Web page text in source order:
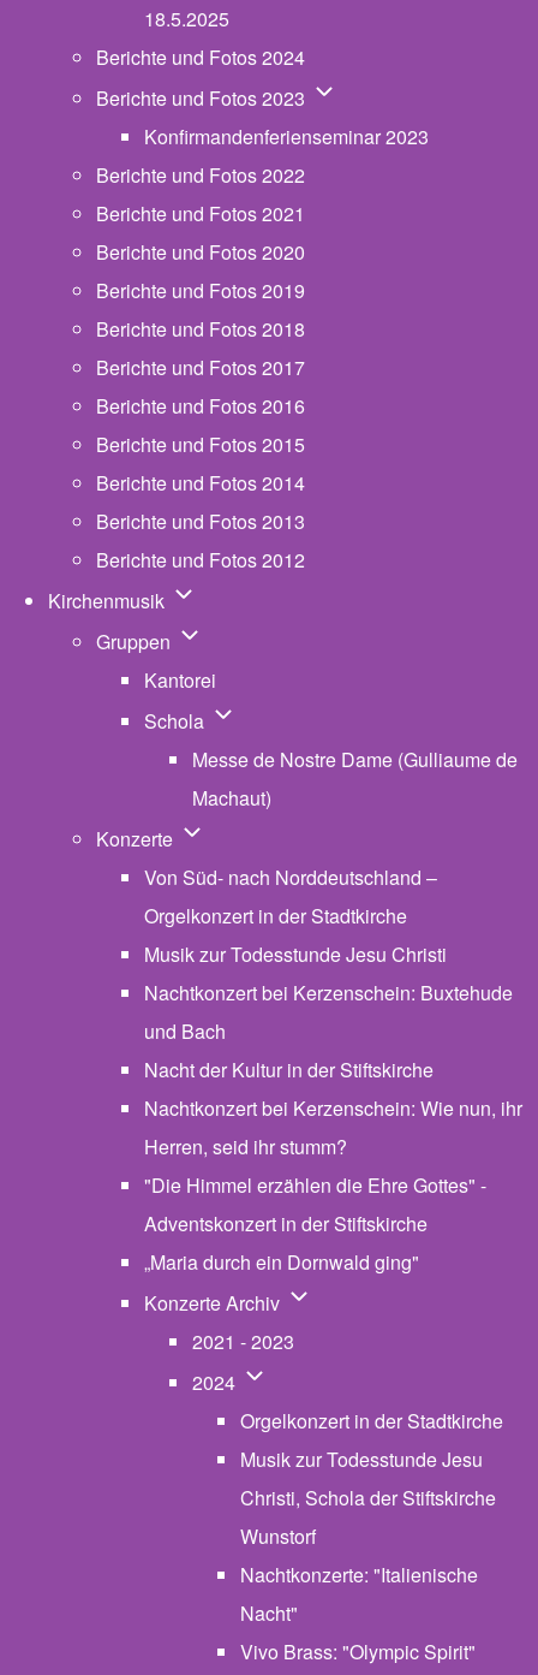
18.5.2025
Berichte und Fotos 2024
Berichte und Fotos 2023 Unternavigation von
Konfirmandenferienseminar 2023
Berichte und Fotos 2022
Berichte und Fotos 2021
Berichte und Fotos 2020
Berichte und Fotos 2019
Berichte und Fotos 2018
Berichte und Fotos 2017
Berichte und Fotos 2016
Berichte und Fotos 2015
Berichte und Fotos 2014
Berichte und Fotos 2013
Berichte und Fotos 2012
Kirchenmusik Unternavigation von Kirchenmusik
Gruppen Unternavigation von Gruppen
Kantorei
Schola Unternavigation von Schola
Messe de Nostre Dame (Gulliaume de
Machaut)
Konzerte Unternavigation von Konzerte
Von Süd- nach Norddeutschland –
Orgelkonzert in der Stadtkirche
Musik zur Todesstunde Jesu Christi
Nachtkonzert bei Kerzenschein: Buxtehude
und Bach
Nacht der Kultur in der Stiftskirche
Nachtkonzert bei Kerzenschein: Wie nun, ihr
Herren, seid ihr stumm?
"Die Himmel erzählen die Ehre Gottes" -
Adventskonzert in der Stiftskirche
„Maria durch ein Dornwald ging"
Konzerte Archiv Unternavigation von
2021 - 2023
2024 Unternavigation von 2024
Orgelkonzert in der Stadtkirche
Musik zur Todesstunde Jesu
Christi, Schola der Stiftskirche
Wunstorf
Nachtkonzerte: "Italienische
Nacht"
Vivo Brass: "Olympic Spirit"